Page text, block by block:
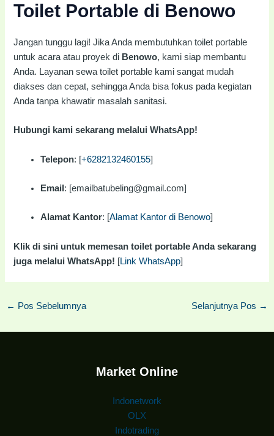
Toilet Portable di Benowo
Jangan tunggu lagi! Jika Anda membutuhkan toilet portable
untuk acara atau proyek di Benowo, kami siap membantu
Anda. Layanan sewa toilet portable kami sangat mudah
diakses dan cepat, sehingga Anda bisa fokus pada kegiatan
Anda tanpa khawatir masalah sanitasi.
Hubungi kami sekarang melalui WhatsApp!
Telepon: [+6282132460155]
Email : [emailbatubeling@gmail.com]
Alamat Kantor: [Alamat Kantor di Benowo]
Klik di sini untuk memesan toilet portable Anda sekarang
juga melalui WhatsApp! [Link WhatsApp]
← Pos Sebelumnya Selanjutnya Pos →
Market Online
Indonetwork
OLX
Indotrading